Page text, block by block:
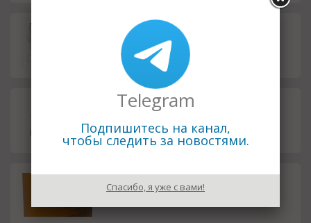
Насос шестеренный Argo Hyto
s P23-5,8L.61030
Насос шестеренный ZHG P23-
0-P25-A
Telegram
Подпишитесь на канал,
чтобы следить за новостями.
Спасибо, я уже с вами!